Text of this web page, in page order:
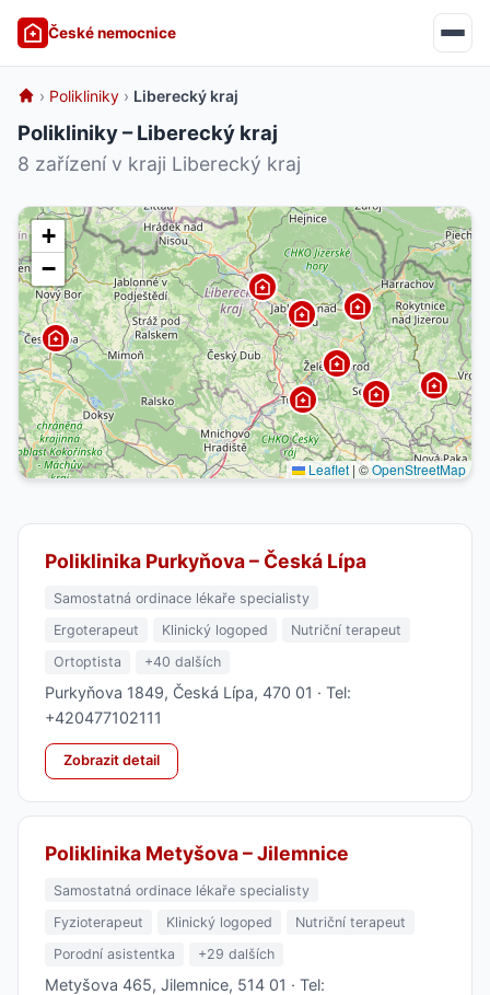
České nemocnice
› Polikliniky › Liberecký kraj
Polikliniky – Liberecký kraj
8 zařízení v kraji Liberecký kraj
+
−
Leaflet |©OpenStreetMap
Poliklinika Purkyňova – Česká Lípa
Samostatná ordinace lékaře specialisty
Ergoterapeut
Klinický logoped
Nutriční terapeut
Ortoptista
+40 dalších
Purkyňova 1849, Česká Lípa, 470 01 · Tel:
+420477102111
Zobrazit detail
Poliklinika Metyšova – Jilemnice
Samostatná ordinace lékaře specialisty
Fyzioterapeut
Klinický logoped
Nutriční terapeut
Porodní asistentka
+29 dalších
Metyšova 465, Jilemnice, 514 01 · Tel: